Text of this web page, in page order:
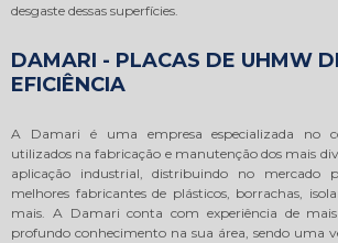
desgaste dessas superfícies.
DAMARI - PLACAS DE UHMW
EFICIÊNCIA
A Damari é uma empresa especializada no
utilizados na fabricação e manutenção dos mais
aplicação industrial, distribuindo no mercado
melhores fabricantes de plásticos, borrachas,
mais. A Damari conta com experiência de
profundo conhecimento na sua área, sendo uma